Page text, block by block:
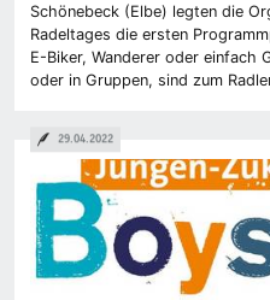
Schönebeck (Elbe) legten die
Radeltages die ersten
E-Biker, Wanderer oder einfach
oder in Gruppen, sind zum
29.04.2022